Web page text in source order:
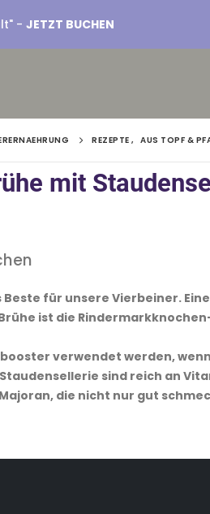
- JETZT BUCHEN
REZEPTE , AUS TOPF &
mit
für unsere Vierbeiner.
ist die
verwendet werden,
sind reich an
die nicht nur gut